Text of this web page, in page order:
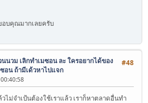
อบคุณมากเลยครับ
#48
นวม เลิกทำเมซอน ละ ใครอยากได้ของ
อน ถ้ามีเด้วหาไปแจก
ไม่จำเป้นต้องใช้เราแล้ว เราก็หาตลาดอื่นทำ